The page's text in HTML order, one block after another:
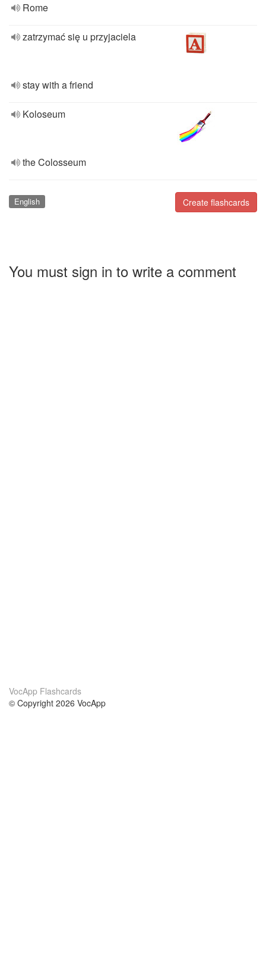
Rome
zatrzymać się u przyjaciela
stay with a friend
Koloseum
the Colosseum
Create flashcards
English
You must sign in to write a comment
VocApp Flashcards
© Copyright 2026 VocApp